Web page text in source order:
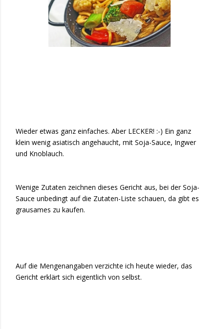
Wieder etwas ganz einfaches. Aber LECKER! :-) Ein ganz
klein wenig asiatisch angehaucht, mit Soja-Sauce, Ingwer
und Knoblauch.
Wenige Zutaten zeichnen dieses Gericht aus, bei der Soja-
Sauce unbedingt auf die Zutaten-Liste schauen, da gibt es
grausames zu kaufen.
Auf die Mengenangaben verzichte ich heute wieder, das
Gericht erklärt sich eigentlich von selbst.